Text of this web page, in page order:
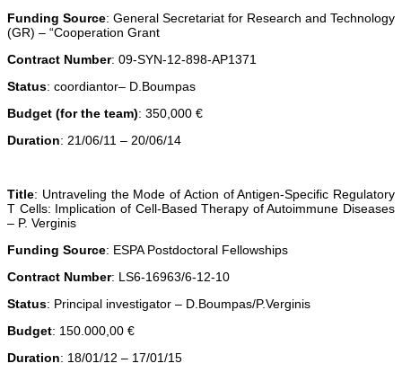
Funding Source: General Secretariat for Research and Technology
(GR) – “Cooperation Grant
Contract Number: 09-SYN-12-898-AP1371
Status: coordiantor– D.Boumpas
Budget (for the team): 350,000 €
Duration: 21/06/11 – 20/06/14
Title: Untraveling the Mode of Action of Antigen-Specific Regulatory
T Cells: Implication of Cell-Based Therapy of Autoimmune Diseases
– P. Verginis
Funding Source: ESPA Postdoctoral Fellowships
Contract Number: LS6-16963/6-12-10
Status: Principal investigator – D.Boumpas/P.Verginis
Budget: 150.000,00 €
Duration: 18/01/12 – 17/01/15